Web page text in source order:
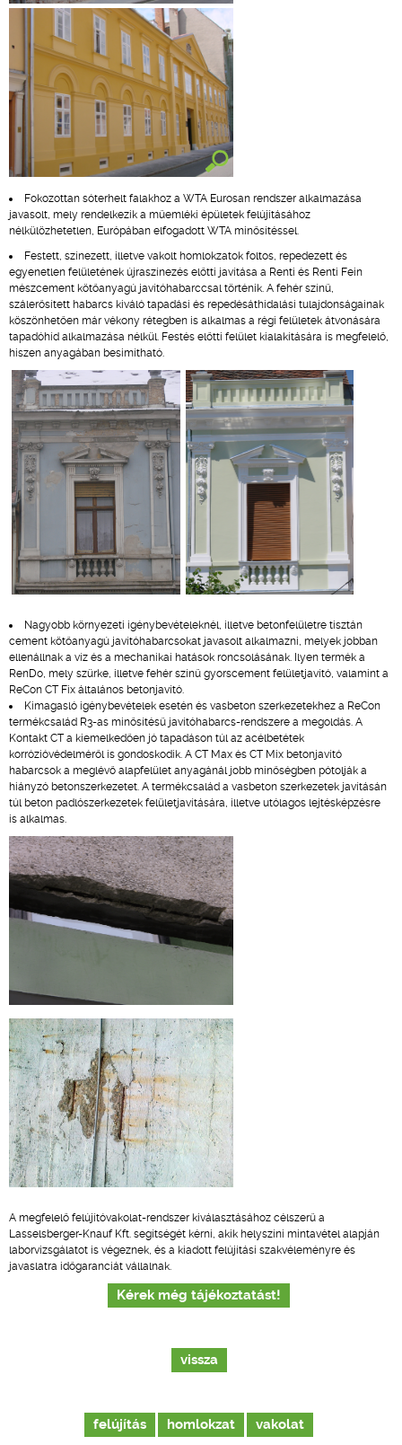
Fokozottan sóterhelt falakhoz a WTA Eurosan rendszer alkalmazása
javasolt, mely rendelkezik a műemléki épületek felújításához
nélkülözhetetlen, Európában elfogadott WTA minősítéssel.
Festett, színezett, illetve vakolt homlokzatok foltos, repedezett és
egyenetlen felületének újraszínezés előtti javítása a Renti és Renti Fein
mészcement kötőanyagú javítóhabarccsal történik. A fehér színű,
szálerősített habarcs kiváló tapadási és repedésáthidalási tulajdonságainak
köszönhetően már vékony rétegben is alkalmas a régi felületek átvonására
tapadóhíd alkalmazása nélkül. Festés előtti felület kialakítására is megfelelő,
hiszen anyagában besimítható.
Nagyobb környezeti igénybevételeknél, illetve betonfelületre tisztán
cement kötőanyagú javítóhabarcsokat javasolt alkalmazni, melyek jobban
ellenállnak a víz és a mechanikai hatások roncsolásának. Ilyen termék a
RenDo, mely szürke, illetve fehér színű gyorscement felületjavító, valamint a
ReCon CT Fix általános betonjavító.
Kimagasló igénybevételek esetén és vasbeton szerkezetekhez a ReCon
termékcsalád R3-as minősítésű javítóhabarcs-rendszere a megoldás. A
Kontakt CT a kiemelkedően jó tapadáson túl az acélbetétek
korrózióvédelméről is gondoskodik. A CT Max és CT Mix betonjavító
habarcsok a meglévő alapfelület anyagánál jobb minőségben pótolják a
hiányzó betonszerkezetet. A termékcsalád a vasbeton szerkezetek javításán
túl beton padlószerkezetek felületjavítására, illetve utólagos lejtésképzésre
is alkalmas.
A megfelelő felújítóvakolat-rendszer kiválasztásához célszerű a
Lasselsberger-Knauf Kft. segítségét kérni, akik helyszíni mintavétel alapján
laborvizsgálatot is végeznek, és a kiadott felújítási szakvéleményre és
javaslatra időgaranciát vállalnak.
Kérek még tájékoztatást!
vissza
felújítás homlokzat vakolat